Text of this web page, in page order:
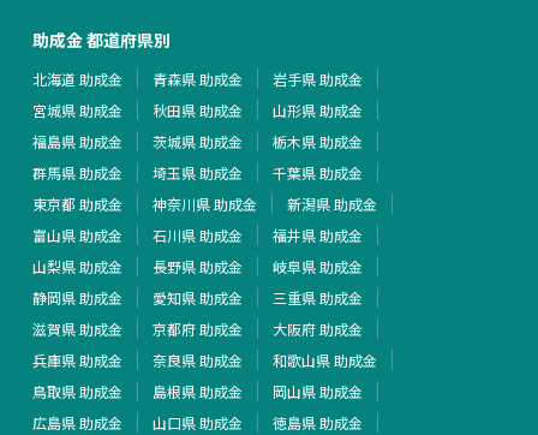
助成金 都道府県別
北海道 助成金 青森県 助成金
岩手県 助成金
宮城県 助成金
秋田県 助成金
山形県 助成金
福島県 助成金
茨城県 助成金
栃木県 助成金
群馬県 助成金
埼玉県 助成金
千葉県 助成金
東京都 助成金
神奈川県 助成金
新潟県 助成金
富山県 助成金
石川県 助成金
福井県 助成金
山梨県 助成金
長野県 助成金
岐阜県 助成金
静岡県 助成金
愛知県 助成金
三重県 助成金
滋賀県 助成金
京都府 助成金
大阪府 助成金
兵庫県 助成金
奈良県 助成金
和歌山県 助成金
鳥取県 助成金
島根県 助成金
岡山県 助成金
広島県 助成金
山口県 助成金
徳島県 助成金